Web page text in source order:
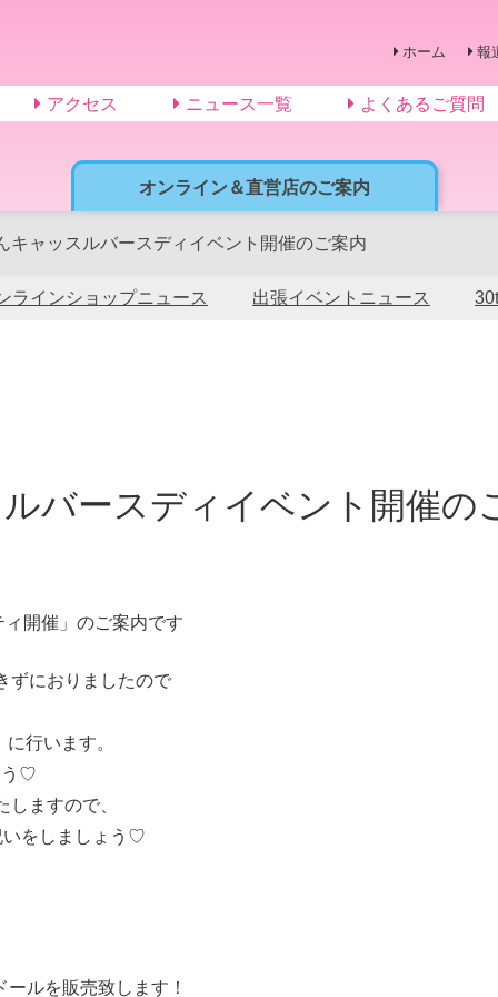
オンライン＆直営店のご案内
ホーム 報
アクセス ニュース一覧 よくあるご質問
キャッスルバースディイベント開催のご案内
ラインショップニュース 出張イベントニュース
ルバースディイベント開催の
開催」のご案内です
ずにおりましたので
行います。
う♡
ますので、
いをしましょう♡
ルを販売致します！